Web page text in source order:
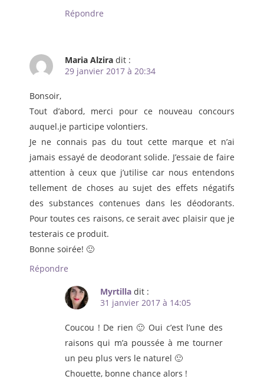
Répondre
Maria Alzira dit :
29 janvier 2017 à 20:34
Bonsoir,
Tout d’abord, merci pour ce nouveau concours
auquel.je participe volontiers.
Je ne connais pas du tout cette marque et n’ai
jamais essayé de deodorant solide. J’essaie de faire
attention à ceux que j’utilise car nous entendons
tellement de choses au sujet des effets négatifs
des substances contenues dans les déodorants.
Pour toutes ces raisons, ce serait avec plaisir que je
testerais ce produit.
Bonne soirée! 🙂
Répondre
Myrtilla dit :
31 janvier 2017 à 14:05
Coucou ! De rien 🙂 Oui c’est l’une des
raisons qui m’a poussée à me tourner
un peu plus vers le naturel 🙂
Chouette, bonne chance alors !